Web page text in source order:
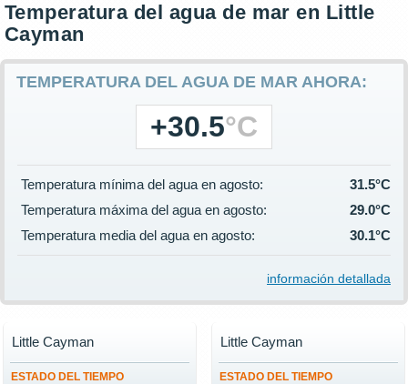
Temperatura del agua de mar en Little
Cayman
TEMPERATURA DEL AGUA DE MAR AHORA:
+30.5°C
Temperatura mínima del agua en agosto:
31.5°C
Temperatura máxima del agua en agosto:
29.0°C
Temperatura media del agua en agosto:
30.1°C
información detallada
ESTADO DEL TIEMPO
Little Cayman
ESTADO DEL TIEMPO
Little Cayman